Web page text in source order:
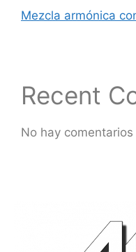
Mezcla armónica
Recent
No hay